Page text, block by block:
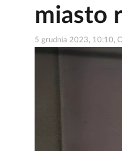
miasto
5 grudnia 2023, 10:10,